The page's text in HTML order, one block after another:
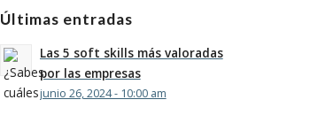
Últimas entradas
Las 5 soft skills más valoradas
por las empresas
junio 26, 2024 - 10:00 am